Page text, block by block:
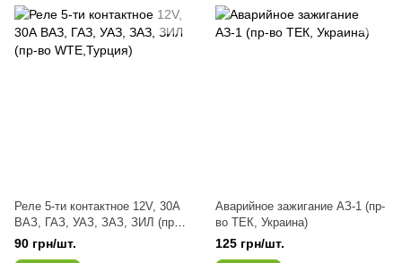
Реле 5-ти контактное 12V, 30А
ВАЗ, ГАЗ, УАЗ, ЗАЗ, ЗИЛ (пр-
во WTE,Турция)
90 грн/шт.
Аварийное зажигание АЗ-1 (пр-
во ТЕК, Украина)
125 грн/шт.